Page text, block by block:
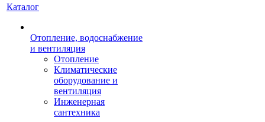
Каталог
Отопление, водоснабжение
и вентиляция
Отопление
Климатические
оборудование и
вентиляция
Инженерная
сантехника